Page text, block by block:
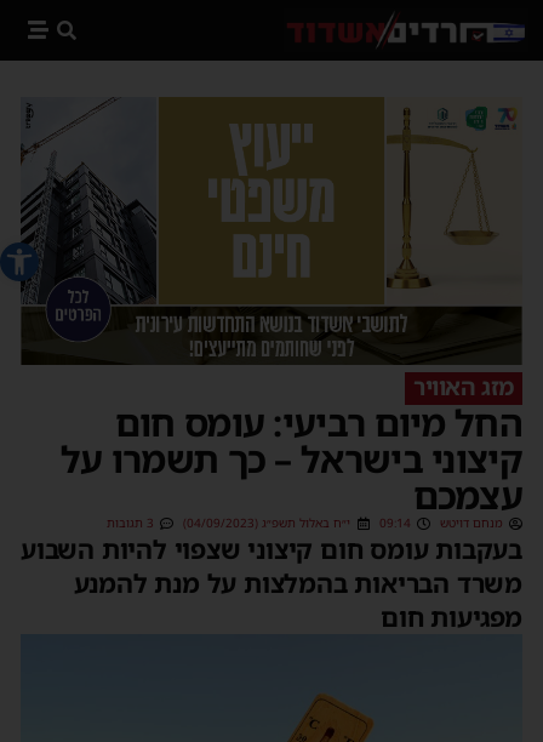
פתח
מזג האוויר
החל מיום רביעי: עומס חום
קיצוני בישראל – כך תשמרו על
עצמכם
מנחם דויטש 09:14 י״ח באלול תשפ״ג (04/09/2023) 3 תגובות
בעקבות עומס חום קיצוני שצפוי להיות השבוע
משרד הבריאות בהמלצות על מנת להמנע
מפגיעות חום